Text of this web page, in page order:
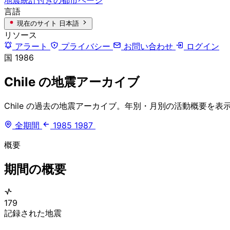
言語
現在のサイト 日本語
リソース
アラート
プライバシー お問い合わせ
ログイン
国 1986
Chile の地震アーカイブ
Chile の過去の地震アーカイブ。年別・月別の活動概要を表示
全期間
1985 1987
概要
期間の概要
179
記録された地震